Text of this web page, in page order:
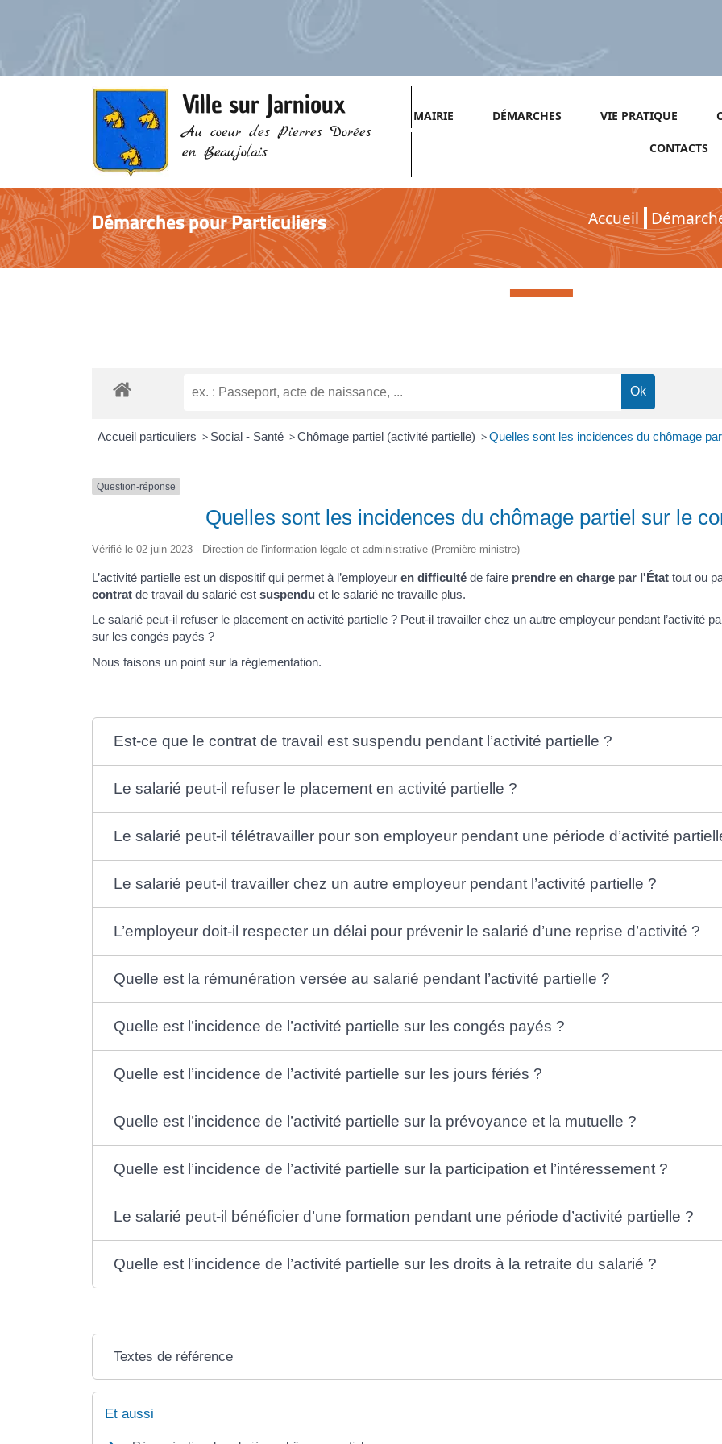
Ville sur Jarnioux
Au coeur des Pierres Dorées
en Beaujolais
MAIRIE DÉMARCHES VIE PRATIQUE
CONTACTS
Démarches pour Particuliers Accueil
Démarches pour Particuliers
Accueil particuliers > Social - Santé > Chômage partiel (activité partielle) > Quelles sont les incidences du chômage
Question-réponse
Quelles sont les incidences du chômage partiel sur le
Vérifié le 02 juin 2023 - Direction de l'information légale et administrative (Première ministre)
L’activité partielle est un dispositif qui permet à l’employeur en difficulté de faire prendre en charge par l'État tout ou
contrat de travail du salarié est suspendu et le salarié ne travaille plus.
Le salarié peut-il refuser le placement en activité partielle ? Peut-il travailler chez un autre employeur pendant l’activité
sur les congés payés ?
Nous faisons un point sur la réglementation.
Est-ce que le contrat de travail est suspendu pendant l’activité partielle ?
Le salarié peut-il refuser le placement en activité partielle ?
Le salarié peut-il télétravailler pour son employeur pendant une période d’activité
Le salarié peut-il travailler chez un autre employeur pendant l’activité partielle ?
L’employeur doit-il respecter un délai pour prévenir le salarié d’une reprise d’activité ?
Quelle est la rémunération versée au salarié pendant l’activité partielle ?
Quelle est l’incidence de l’activité partielle sur les congés payés ?
Quelle est l’incidence de l’activité partielle sur les jours fériés ?
Quelle est l’incidence de l’activité partielle sur la prévoyance et la mutuelle ?
Quelle est l’incidence de l’activité partielle sur la participation et l’intéressement ?
Le salarié peut-il bénéficier d’une formation pendant une période d’activité partielle ?
Quelle est l’incidence de l’activité partielle sur les droits à la retraite du salarié ?
Textes de référence
Et aussi